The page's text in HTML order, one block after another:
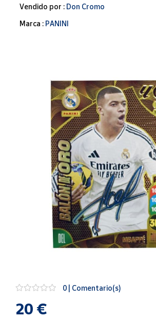
Correos
juegos
Libros y
Para Canarias,
Ceuta y Melilla
novedades
de Correos
Market
Vendido por : Don Cromo
Marca : PANINI
0 | Comentario(s)
20 €